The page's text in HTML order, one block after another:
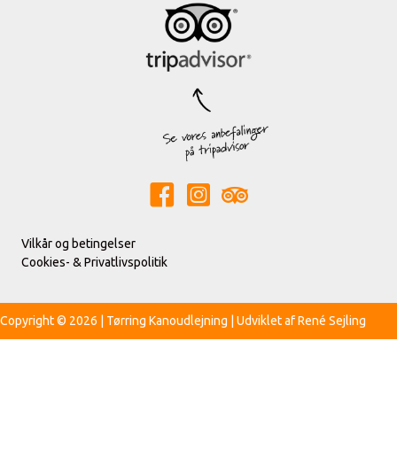
Vilkår og betingelser
Cookies- & Privatlivspolitik
Copyright © 2026 | Tørring Kanoudlejning | Udviklet afRené Sejling